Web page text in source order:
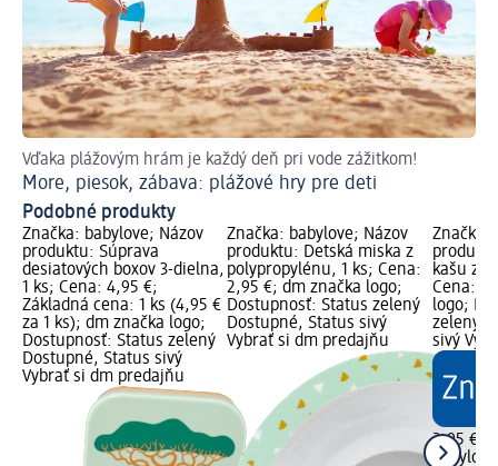
Vďaka plážovým hrám je každý deň pri vode zážitkom!
More, piesok, zábava: plážové hry pre deti
Podobné produkty
Značka: babylove; Názov
produktu: Súprava
desiatových boxov 3-dielna,
1 ks; Cena: 4,95 €;
Základná cena: 1 ks (4,95 €
za 1 ks); dm značka logo;
Dostupnosť: Status zelený
Dostupné, Status sivý
Vybrať si dm predajňu
Značka: babylove; Názov
produktu: Detská miska z
polypropylénu, 1 ks; Cena:
2,95 €; dm značka logo;
Dostupnosť: Status zelený
Dostupné, Status sivý
Vybrať si dm predajňu
Značka:
kašu z
Cena:
logo;
zelený
sivý
2,95 €
babylove